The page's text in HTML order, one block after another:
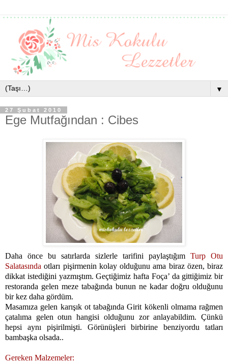
▼
27 Şubat 2010
Ege Mutfağından : Cibes
Daha önce bu satırlarda sizlerle tarifini paylaştığım Turp Otu
Salatasındaotları pişirmenin kolay olduğunu ama biraz özen, biraz
dikkat istediğini yazmıştım. Geçtiğimiz hafta Foça’ da gittiğimiz bir
restoranda gelen meze tabağında bunun ne kadar doğru olduğunu
bir kez daha gördüm.
Masamıza gelen karışık ot tabağında Girit kökenli olmama rağmen
çatalıma gelen otun hangisi olduğunu zor anlayabildim. Çünkü
hepsi aynı pişirilmişti. Görünüşleri birbirine benziyordu tatları
bambaşka olsada..
Gereken Malzemeler: